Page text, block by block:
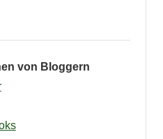
von Bloggern